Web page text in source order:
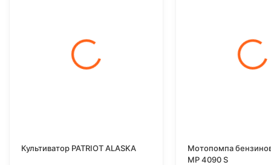
Культиватор PATRIOT ALASKA
Мотопомпа
MP 4090 S